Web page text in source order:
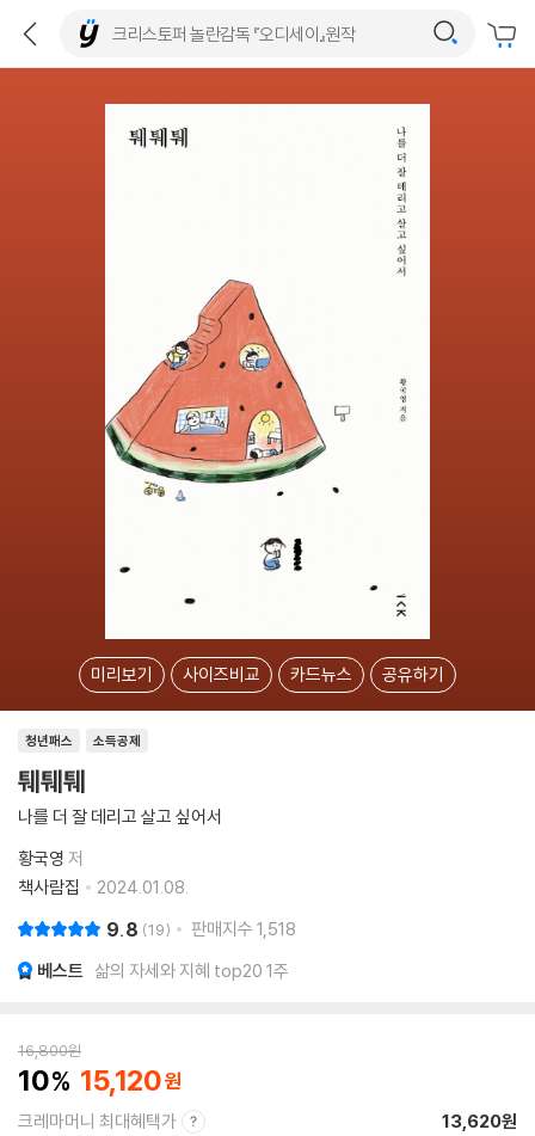
미리보기 사이즈비교 카드뉴스 공유하기
소득공제
청년패스
퉤퉤퉤
나를 더 잘 데리고 살고 싶어서
황국영 저
책사람집
2024.01.08.
9.8 19 판매지수 1,518
베스트 삶의 자세와 지혜 top20 1주
16,800원
10 15,120
크레마머니 최대혜택가 13,620원